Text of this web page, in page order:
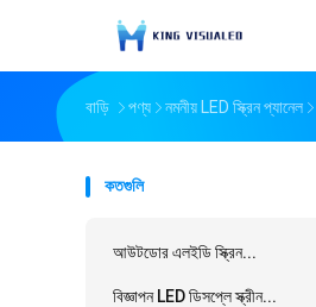
বাড়ি পণ্য নমনীয় LED স্ক্রিন প্যানেল
কতগুলি
আউটডোর এলইডি স্ক্রিন...
বিজ্ঞাপন LED ডিসপ্লে স্ক্রীন...